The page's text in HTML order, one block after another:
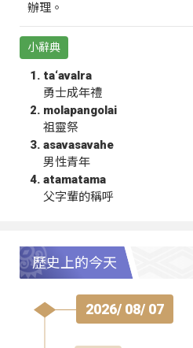
辦理。
小辭典
ta‘avalra
勇士成年禮
molapangolai
祖靈祭
asavasavahe
男性青年
atamatama
父字輩的稱呼
歷史上的今天
2026/ 08/ 07